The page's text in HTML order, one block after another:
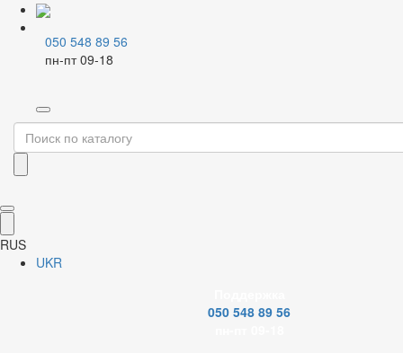
050 548 89 56
пн-пт 09-18
RUS
UKR
050 548 89 56
Главная Каталог
Смесители для кухни
Монокраны